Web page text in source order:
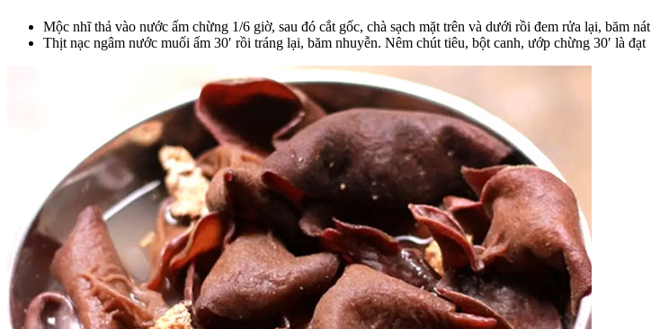
Mộc nhĩ thả vào nước ấm chừng 1/6 giờ, sau đó cắt gốc, chà sạch mặt trên và dưới rồi đem rửa lại, băm nát
Thịt nạc ngâm nước muối ấm 30′ rồi tráng lại, băm nhuyễn. Nêm chút tiêu, bột canh, ướp chừng 30′ là đạt